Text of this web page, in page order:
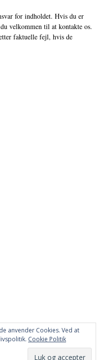
for indholdet. Hvis du er
velkommen til at kontakte os.
faktuelle fejl, hvis de
anvender Cookies. Ved at
Cookie Politik